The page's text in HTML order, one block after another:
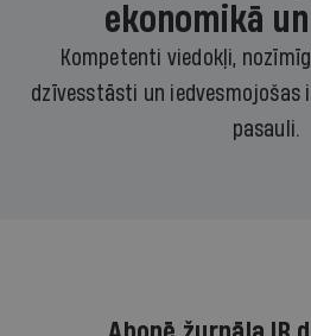
ekonomikā
Kompetenti viedokļi,
dzīvesstāsti un iedvesmojošas
pasauli.